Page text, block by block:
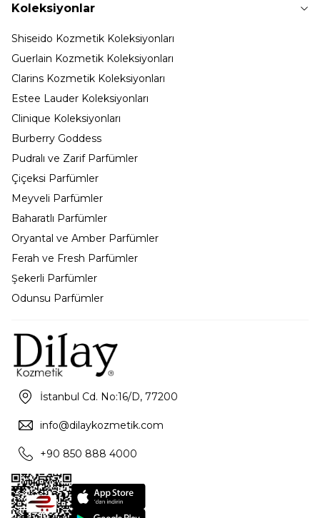
Koleksiyonlar
Shiseido Kozmetik Koleksiyonları
Guerlain Kozmetik Koleksiyonları
Clarins Kozmetik Koleksiyonları
Estee Lauder Koleksiyonları
Clinique Koleksiyonları
Burberry Goddess
Pudralı ve Zarif Parfümler
Çiçeksi Parfümler
Meyveli Parfümler
Baharatlı Parfümler
Oryantal ve Amber Parfümler
Ferah ve Fresh Parfümler
Şekerli Parfümler
Odunsu Parfümler
İstanbul Cd. No:16/D, 77200
info@dilaykozmetik.com
+90 850 888 4000